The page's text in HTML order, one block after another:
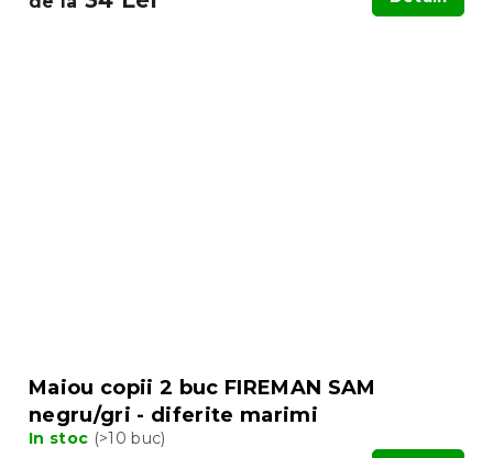
Maiou copii 2 buc FIREMAN SAM
negru/gri - diferite marimi
In stoc (>10 buc)